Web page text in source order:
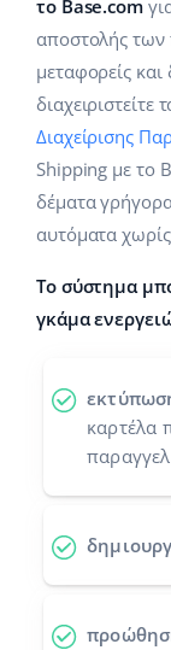
Διαχείριση
Αυτοματοποίηση
Base Connect
ΑΙ για e-
Κλάδοι
Σπίτι & Κήπος
Παιδικά προϊόντα
Ηλεκτρονικά είδη
Ανταλλακτικά
Σούπερμαρκετ
Μόδα
Βοήθεια
Base Academy
Base Blog
Υπηρεσίες
Έλεγχος
Άλλα
Whitepaper
Επικοινωνία
english (US)
english (GB)
english (IN)
čeština
deutsch
Ελληνικά
español
Français
português
το Base.com
αποστολής των
μεταφορείς
Διαχείρισης
Shipping με το
δέματα
αυτόματα
Το σύστημα
γκάμα
καρτέλα